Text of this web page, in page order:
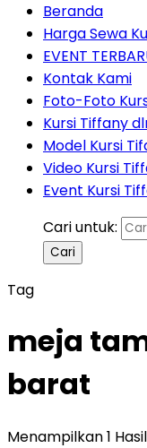
Beranda
Harga Sewa
EVENT
Kontak Kami
Foto-Foto
Kursi Tiffany
Model Kursi
Video Kursi
Event Kursi
Cari untuk:
Tag
meja
barat
Menampilkan 1 Hasil